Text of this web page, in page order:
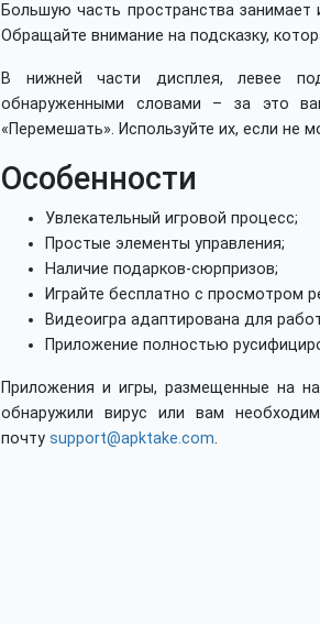
Большую часть пространства занимает
Обращайте внимание на подсказку,
В нижней части дисплея, левее
обнаруженными словами – за это
«Перемешать». Используйте их, если не
Особенности
Увлекательный игровой процесс;
Простые элементы управления;
Наличие подарков-сюрпризов;
Играйте бесплатно с просмотром
Видеоигра адаптирована для
Приложение полностью
Приложения и игры, размещенные на
обнаружили вирус или вам
почту support@apktake.com.